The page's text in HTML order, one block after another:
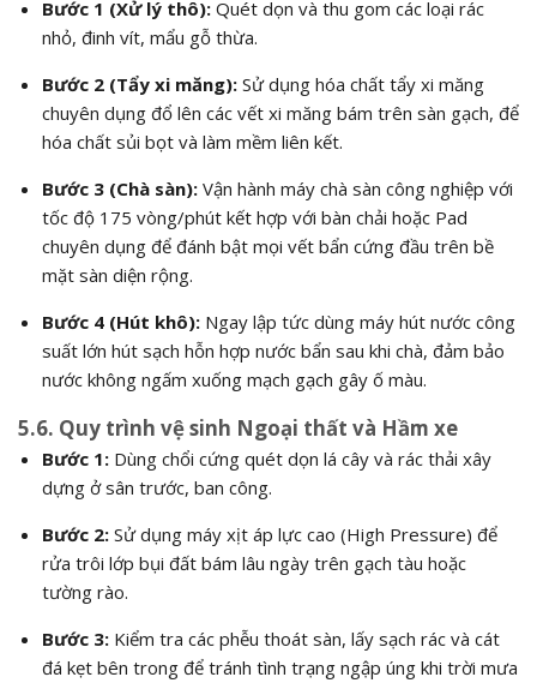
Bước 1 (Xử lý thô):Quét dọn và thu gom các loại rác
nhỏ, đinh vít, mẩu gỗ thừa.
Bước 2 (Tẩy xi măng):Sử dụng hóa chất tẩy xi măng
chuyên dụng đổ lên các vết xi măng bám trên sàn gạch, để
hóa chất sủi bọt và làm mềm liên kết.
Bước 3 (Chà sàn):Vận hành máy chà sàn công nghiệp với
tốc độ 175 vòng/phút kết hợp với bàn chải hoặc Pad
chuyên dụng để đánh bật mọi vết bẩn cứng đầu trên bề
mặt sàn diện rộng.
Bước 4 (Hút khô):Ngay lập tức dùng máy hút nước công
suất lớn hút sạch hỗn hợp nước bẩn sau khi chà, đảm bảo
nước không ngấm xuống mạch gạch gây ố màu.
5.6. Quy trình vệ sinh Ngoại thất và Hầm xe
Bước 1:Dùng chổi cứng quét dọn lá cây và rác thải xây
dựng ở sân trước, ban công.
Bước 2:Sử dụng máy xịt áp lực cao (High Pressure) để
rửa trôi lớp bụi đất bám lâu ngày trên gạch tàu hoặc
tường rào.
Bước 3:Kiểm tra các phễu thoát sàn, lấy sạch rác và cát
đá kẹt bên trong để tránh tình trạng ngập úng khi trời mưa